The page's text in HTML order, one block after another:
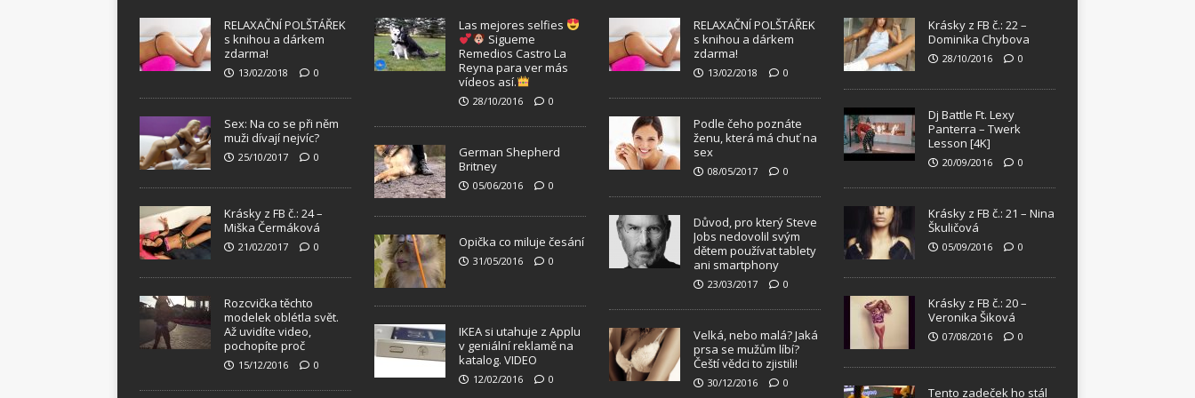
RELAXAČNÍ POLŠTÁŘEK
s knihou a dárkem
zdarma!
13/02/2018 0
Sex: Na co se při něm
muži dívají nejvíc?
25/10/2017 0
Krásky z FB č.: 24 –
Miška Čermáková
21/02/2017 0
Rozcvička těchto
modelek oblétla svět.
Až uvidíte video,
pochopíte proč
15/12/2016 0
Las mejores selfies
Sigueme
Remedios Castro La
Reyna para ver más
vídeos así.
28/10/2016 0
German Shepherd
Britney
05/06/2016 0
Opička co miluje česání
31/05/2016 0
IKEA si utahuje z Applu
v geniální reklamě na
katalog. VIDEO
12/02/2016 0
RELAXAČNÍ POLŠTÁŘEK
s knihou a dárkem
zdarma!
13/02/2018 0
Podle čeho poznáte
ženu, která má chuť na
sex
08/05/2017 0
Důvod, pro který Steve
Jobs nedovolil svým
dětem používat tablety
ani smartphony
23/03/2017 0
Velká, nebo malá? Jaká
prsa se mužům líbí?
Čeští vědci to zjistili!
30/12/2016 0
Krásky z FB č.: 22 –
Dominika Chybova
28/10/2016 0
Dj Battle Ft. Lexy
Panterra – Twerk
Lesson [4K]
20/09/2016 0
Krásky z FB č.: 21 – Nina
Škuličová
05/09/2016 0
Krásky z FB č.: 20 –
Veronika Šiková
07/08/2016 0
Tento zadeček ho stál